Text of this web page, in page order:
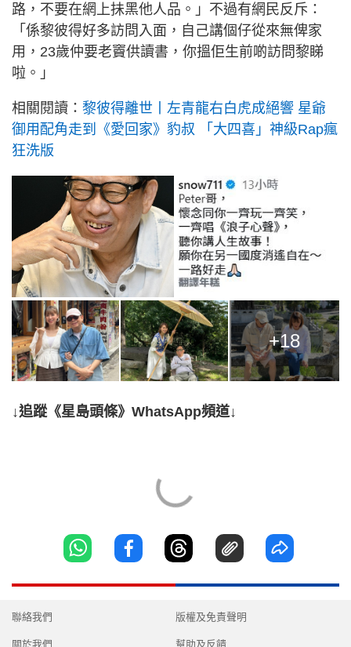
路，不要在網上抺黑他人品。」不過有網民反斥：
「係黎彼得好多訪問入面，自己講個仔從來無俾家
用，23歲仲要老竇供讀書，你搵佢生前啲訪問黎睇
啦。」
相關閱讀： 黎彼得離世丨左青龍右白虎成絕響 星爺
御用配角走到《愛回家》豹叔 「大四喜」神級Rap瘋
狂洗版
+18
↓追蹤《星島頭條》WhatsApp頻道↓
聯絡我們
關於我們
版權及免責聲明
幫助及反饋